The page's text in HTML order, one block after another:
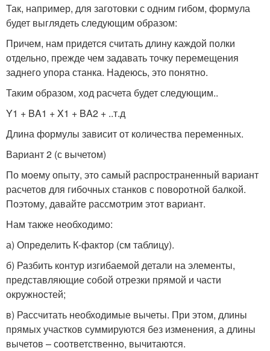
Так, например, для заготовки с одним гибом, формула
будет выглядеть следующим образом:
Причем, нам придется считать длину каждой полки
отдельно, прежде чем задавать точку перемещения
заднего упора станка. Надеюсь, это понятно.
Таким образом, ход расчета будет следующим..
Y1 + BA1 + X1 + BA2 + ..т.д
Длина формулы зависит от количества переменных.
Вариант 2 (с вычетом)
По моему опыту, это самый распространенный вариант
расчетов для гибочных станков с поворотной балкой.
Поэтому, давайте рассмотрим этот вариант.
Нам также необходимо:
а) Определить К-фактор (см таблицу).
б) Разбить контур изгибаемой детали на элементы,
представляющие собой отрезки прямой и части
окружностей;
в) Рассчитать необходимые вычеты. При этом, длины
прямых участков суммируются без изменения, а длины
вычетов – соответственно, вычитаются.